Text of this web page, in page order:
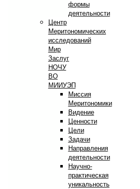
формы
деятельности
Центр
Меритономических
исследований
Мир
Заслуг
НОЧУ
ВО
МИИУЭП
Миссия
Меритономики
Видение
Ценности
Цели
Задачи
Направления
деятельности
Научно-
практическая
уникальность